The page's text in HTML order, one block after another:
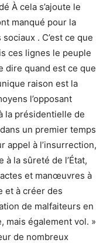
À cela s’ajoute le
manqué pour la
. C’est ce que
ces lignes le peuple
dire quand est ce que
raison est la
l’opposant
la présidentielle de
un premier temps
appel à l’insurrection,
la sûreté de l’État,
actes et manœuvres à
et à créer des
de malfaiteurs en
mais également vol. »
de nombreux